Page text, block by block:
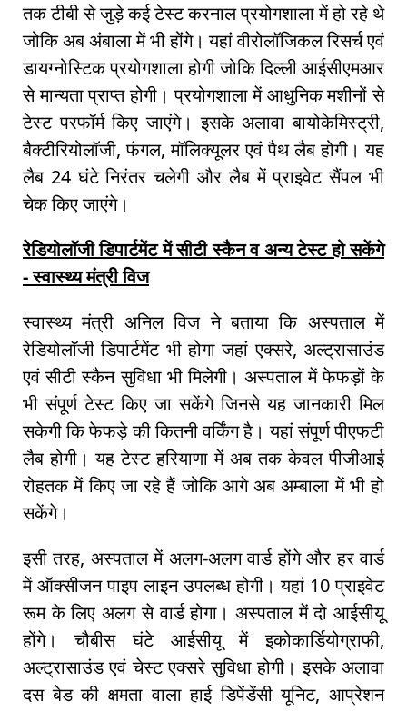
तक टीबी से जुड़े कई टेस्ट करनाल प्रयोगशाला में हो रहे थे
जोकि अब अंबाला में भी होंगे। यहां वीरोलॉजिकल रिसर्च एवं
डायग्नोस्टिक प्रयोगशाला होगी जोकि दिल्ली आईसीएमआर
से मान्यता प्राप्त होगी। प्रयोगशाला में आधुनिक मशीनों से
टेस्ट परफॉर्म किए जाएंगे। इसके अलावा बायोकेमिस्ट्री,
बैक्टीरियोलॉजी, फंगल, मॉलिक्यूलर एवं पैथ लैब होगी। यह
लैब 24 घंटे निरंतर चलेगी और लैब में प्राइवेट सैंपल भी
चेक किए जाएंगे।
रेडियोलॉजी डिपार्टमेंट में सीटी स्कैन व अन्य टेस्ट हो सकेंगे
- स्वास्थ्य मंत्री विज
स्वास्थ्य मंत्री अनिल विज ने बताया कि अस्पताल में
रेडियोलॉजी डिपार्टमेंट भी होगा जहां एक्सरे, अल्ट्रासाउंड
एवं सीटी स्कैन सुविधा भी मिलेगी। अस्पताल में फेफड़ों के
भी संपूर्ण टेस्ट किए जा सकेंगे जिनसे यह जानकारी मिल
सकेगी कि फेफड़े की कितनी वर्किंग है। यहां संपूर्ण पीएफटी
लैब होगी। यह टेस्ट हरियाणा में अब तक केवल पीजीआई
रोहतक में किए जा रहे हैं जोकि आगे अब अम्बाला में भी हो
सकेंगे।
इसी तरह, अस्पताल में अलग-अलग वार्ड होंगे और हर वार्ड
में ऑक्सीजन पाइप लाइन उपलब्ध होगी। यहां 10 प्राइवेट
रूम के लिए अलग से वार्ड होगा। अस्पताल में दो आईसीयू
होंगे। चौबीस घंटे आईसीयू में इकोकार्डियोग्राफी,
अल्ट्रासाउंड एवं चेस्ट एक्सरे सुविधा होगी। इसके अलावा
दस बेड की क्षमता वाला हाई डिपेंडेंसी यूनिट, आप्रेशन